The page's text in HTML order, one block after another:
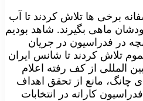
برخی ها تلاش کردند تا آب
ماهی بگیرند. شاهد بودیم
در فدراسیون در جریان
تلاش کردند تا شانس ایران
المللی از کف رفته اعلام
چانگ، مانع از تحقق اهداف
کاراته در انتخابات